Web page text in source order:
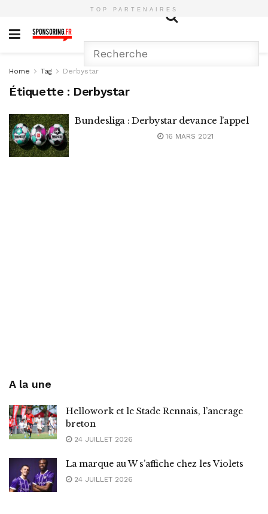
TOP PARTENAIRES
Home Tag Derbystar
Étiquette : Derbystar
Bundesliga : Derbystar devance l’appel
16 MARS 2021
A la une
Hellowork et le Stade Rennais, l’ancrage
breton
24 JUILLET 2026
La marque au W s’affiche chez les Violets
24 JUILLET 2026